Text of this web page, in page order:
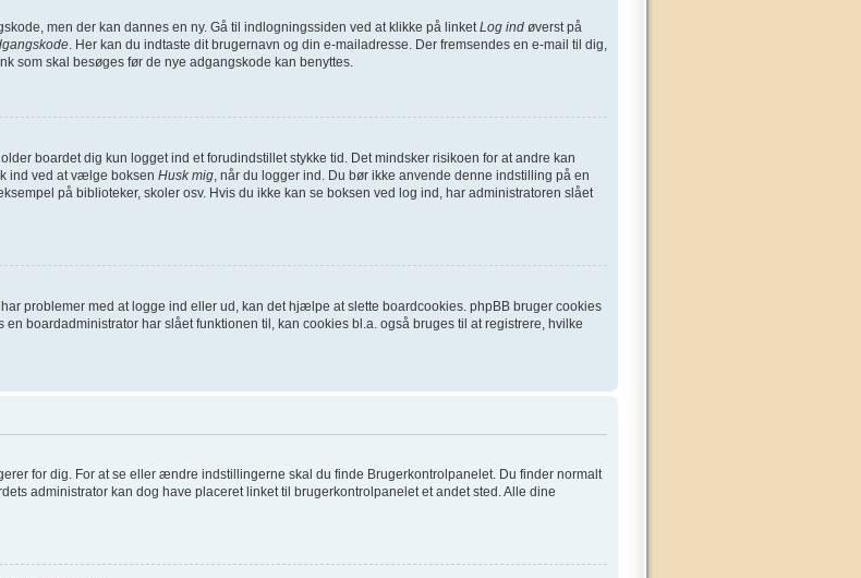
men der kan dannes en ny. Gå til indlogningssiden ved at klikke på linket Log ind øverst på
. Her kan du indtaste dit brugernavn og din e-mailadresse. Der fremsendes en e-mail til dig,
som skal besøges før de nye adgangskode kan benyttes.
boardet dig kun logget ind et forudindstillet stykke tid. Det mindsker risikoen for at andre kan
ind ved at vælge boksen Husk mig , når du logger ind. Du bør ikke anvende denne indstilling på en
på biblioteker, skoler osv. Hvis du ikke kan se boksen ved log ind, har administratoren slået
problemer med at logge ind eller ud, kan det hjælpe at slette boardcookies. phpBB bruger cookies
boardadministrator har slået funktionen til, kan cookies bl.a. også bruges til at registrere, hvilke
for dig. For at se eller ændre indstillingerne skal du finde Brugerkontrolpanelet. Du finder normalt
administrator kan dog have placeret linket til brugerkontrolpanelet et andet sted. Alle dine